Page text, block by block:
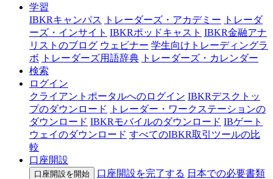
学習
IBKRキャンパス
トレーダーズ・アカデミー
トレーダ
ーズ・インサイト IBKRポッドキャスト IBKR金融アナ
リストのブログ ウェビナー 学生向けトレーディングラ
ボ
トレーダーズ用語辞典 トレーダーズ・カレンダー
検索
ログイン
クライアントポータルへのログイン IBKRデスクトッ
プのダウンロード
トレーダー・ワークステーションの
ダウンロード IBKRモバイルのダウンロード IBゲート
ウェイのダウンロード すべてのIBKR取引ツールの比
較
口座開設
口座開設を開始 口座開設を完了する 日本での必要書類